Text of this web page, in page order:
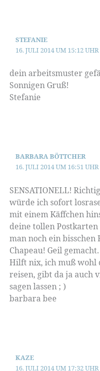
STEFANIE
16. JULI 2014 UM 15:12 UHR
dein arbeitsmuster
Sonnigen Gruß!
Stefanie
BARBARA BÖTTCHER
16. JULI 2014 UM 16:51 UHR
SENSATIONELL!
würde ich sofort
mit einem Käffchen
deine tollen Postkarten
man noch ein bisschen
Chapeau! Geil gemacht.
Hilft nix, ich muß wohl
reisen, gibt da ja auch
sagen lassen ; )
barbara bee
KAZE
16. JULI 2014 UM 17:32 UHR